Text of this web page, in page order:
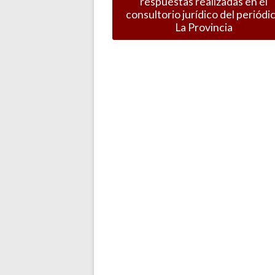
consultorio jurídico del
La Provincia